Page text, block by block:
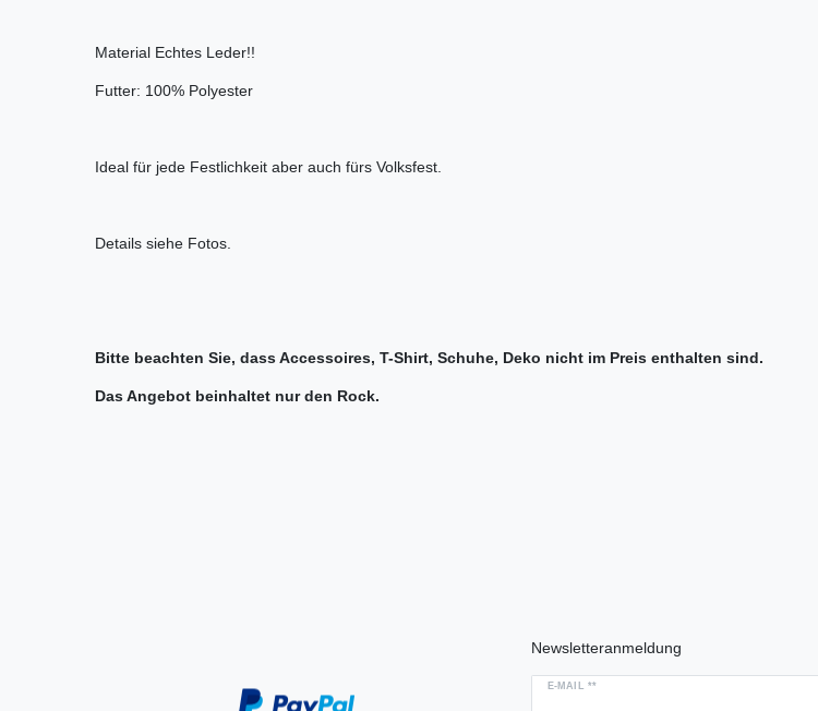
Material Echtes Leder!!
Futter: 100% Polyester
Ideal für jede Festlichkeit aber auch fürs Volksfest.
Details siehe Fotos.
Bitte beachten Sie, dass Accessoires, T-Shirt, Schuhe, Deko nicht im Preis enthalten sind.
Das Angebot beinhaltet nur den Rock.
Newsletteranmeldung
E-MAIL **